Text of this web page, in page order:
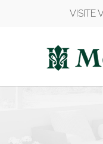
VISITE